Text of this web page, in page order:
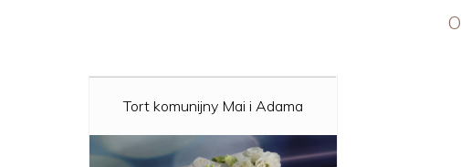
Tort komunijny Mai i Adama